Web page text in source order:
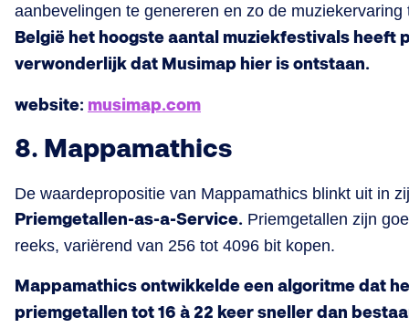
aanbevelingen te genereren en zo de
België het hoogste aantal muziekfestivals heeft
verwonderlijk dat Musimap hier is ontstaan.
website: musimap.com
8. Mappamathics
De waardepropositie van Mappamathics blinkt uit in
Priemgetallen-as-a-Service. Priemgetallen zijn
reeks, variërend van 256 tot 4096 bit kopen.
Mappamathics ontwikkelde een algoritme dat
priemgetallen tot 16 à 22 keer sneller dan